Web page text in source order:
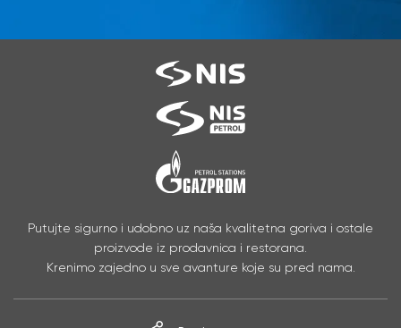
Putujte sigurno i udobno uz naša kvalitetna goriva i ostale
proizvode iz prodavnica i restorana.
Krenimo zajedno u sve avanture koje su pred nama.